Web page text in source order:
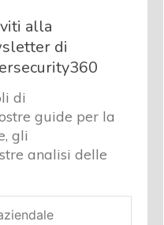
alla
di
di
guide per la
gli
analisi delle